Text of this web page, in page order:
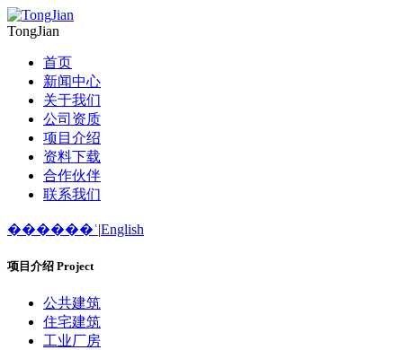
TongJian
首页
新闻中心
关于我们
公司资质
项目介绍
资料下载
合作伙伴
联系我们
������ʿ|English
项目介绍 Project
公共建筑
住宅建筑
工业厂房